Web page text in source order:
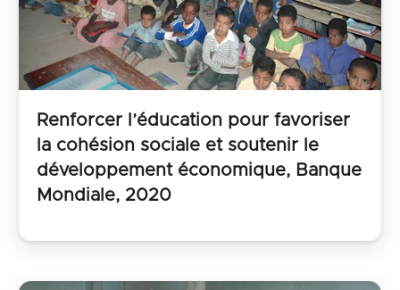
Renforcer l’éducation pour favoriser
la cohésion sociale et soutenir le
développement économique, Banque
Mondiale, 2020